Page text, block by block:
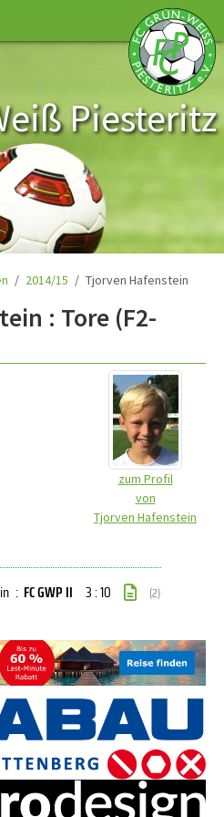
Piesteritz
2014/15 Tjorven Hafenstein
: Tore (F2-
zum Profil
von
Tjorven Hafenstein
: FC GWP II 3 : 10 (2)